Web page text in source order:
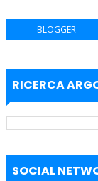
BLOGGER
RICERCA
SOCIAL